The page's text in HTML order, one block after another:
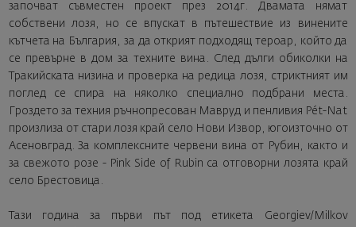
започват съвместен проект през 2014г. Двамата нямат
собствени лозя, но се впускат в пътешествие из винените
кътчета на България, за да открият подходящ тероар, който да
се превърне в дом за техните вина. След дълги обиколки на
Тракийската низина и проверка на редица лозя, стриктният им
поглед се спира на няколко специално подбрани места.
Гроздето за техния ръчнопресован Мавруд и пенливия Pét-Nat
произлиза от стари лозя край село Нови Извор, югоизточно от
Асеновград. За комплексните червени вина от Рубин, както и
за свежото розе - Pink Side of Rubin са отговорни лозята край
село Брестовица.
Тази година за първи път под етикета Georgiev/Milkov